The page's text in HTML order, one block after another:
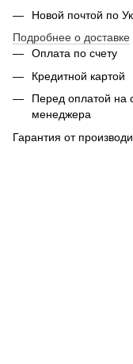
Новой почтой по
Подробнее о доставке
Оплата по счету
Кредитной картой
Перед оплатой на
менеджера
Гарантия от